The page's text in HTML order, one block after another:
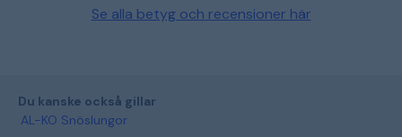
Se alla betyg och recensioner här
Du kanske också gillar
AL-KO Snöslungor